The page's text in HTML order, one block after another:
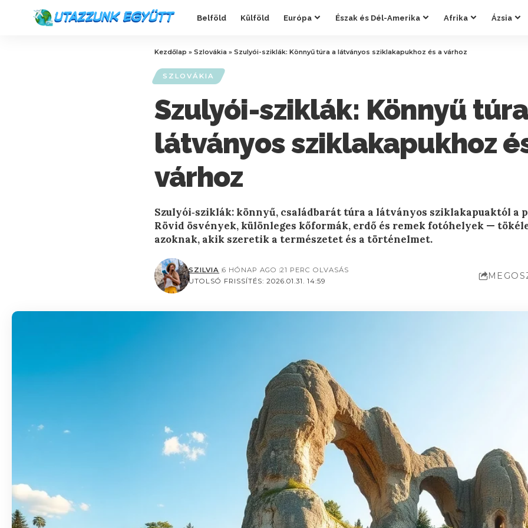
Belföld Külföld Európa Észak és Dél-Amerika Afrika Ázsia
Kezdőlap » Szlovákia » Szulyói-sziklák: Könnyű túra a látványos sziklakapukhoz és a várhoz
SZLOVÁKIA
Szulyói-sziklák: Könnyű
látványos sziklakapukhoz
várhoz
Szulyói‑sziklák: könnyű, családbarát túra a látványos sziklakapuaktól a
Rövid ösvények, különleges kőformák, erdő és remek fotóhelyek —
azoknak, akik szeretik a természetet és a történelmet.
UTOLSÓ FRISSÍTÉS: 2026.01.31. 14:59
SZILVIA 6 HÓNAP AGO 21 PERC OLVASÁS